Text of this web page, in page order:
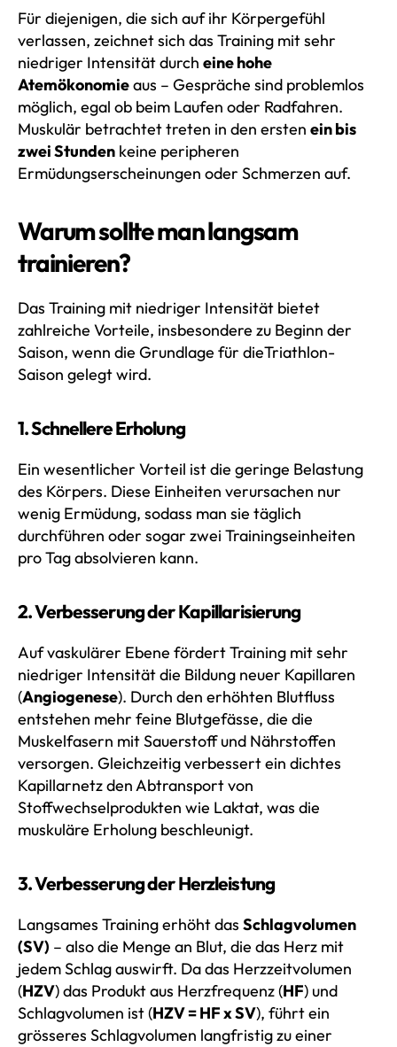
Für diejenigen, die sich auf ihr Körpergefühl
verlassen, zeichnet sich das Training mit sehr
niedriger Intensität durch eine hohe
Atemökonomieaus – Gespräche sind problemlos
möglich, egal ob beim Laufen oder Radfahren.
Muskulär betrachtet treten in den ersten ein bis
zwei Stunden keine peripheren
Ermüdungserscheinungen oder Schmerzen auf.
Warum sollte man langsam
trainieren?
Das Training mit niedriger Intensität bietet
zahlreiche Vorteile, insbesondere zu Beginn der
Saison, wenn die Grundlage für dieTriathlon-
Saison gelegt wird.
1. Schnellere Erholung
Ein wesentlicher Vorteil ist die geringe Belastung
des Körpers. Diese Einheiten verursachen nur
wenig Ermüdung, sodass man sie täglich
durchführen oder sogar zwei Trainingseinheiten
pro Tag absolvieren kann.
2. Verbesserung der Kapillarisierung
Auf vaskulärer Ebene fördert Training mit sehr
niedriger Intensität die Bildung neuer Kapillaren
(Angiogenese). Durch den erhöhten Blutfluss
entstehen mehr feine Blutgefässe, die die
Muskelfasern mit Sauerstoff und Nährstoffen
versorgen. Gleichzeitig verbessert ein dichtes
Kapillarnetz den Abtransport von
Stoffwechselprodukten wie Laktat, was die
muskuläre Erholung beschleunigt.
3. Verbesserung der Herzleistung
Langsames Training erhöht das Schlagvolumen
(SV) – also die Menge an Blut, die das Herz mit
jedem Schlag auswirft. Da das Herzzeitvolumen
(HZV) das Produkt aus Herzfrequenz (HF) und
Schlagvolumen ist (HZV = HF x SV), führt ein
grösseres Schlagvolumen langfristig zu einer